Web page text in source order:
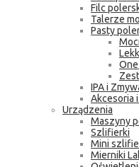
Filc
Talerze
Pasty
IPA i
Akcesoria
Urządzenia
Maszyny
Szlifierki
Mini
Mierniki